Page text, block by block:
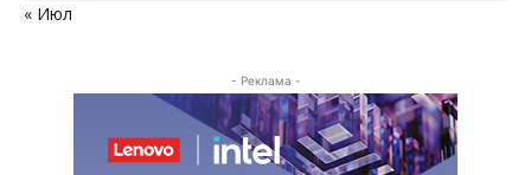
« Июл
- Реклама -